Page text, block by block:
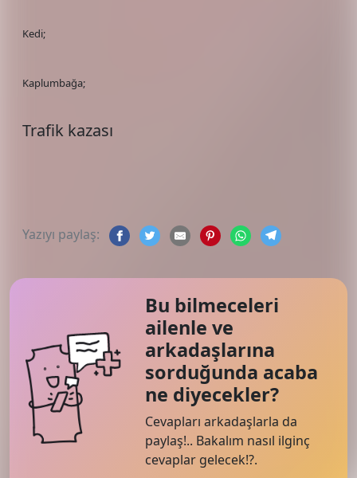
Kedi;
Kaplumbağa;
Trafik kazası
Yazıyı paylaş:
Bu bilmeceleri
ailenle ve
arkadaşlarına
sorduğunda acaba
ne diyecekler?
Cevapları arkadaşlarla da
paylaş!.. Bakalım nasıl ilginç
cevaplar gelecek!?.